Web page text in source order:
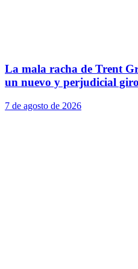
La mala racha de Trent
un nuevo y perjudicial giro
7 de agosto de 2026